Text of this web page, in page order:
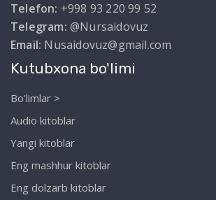
Telefon: +998 93 220 99 52
Telegram: @Nursaidovuz
Email: Nusaidovuz@gmail.com
Kutubxona bo'limi
Bo'limlar >
Audio kitoblar
Yangi kitoblar
Eng mashhur kitoblar
Eng dolzarb kitoblar